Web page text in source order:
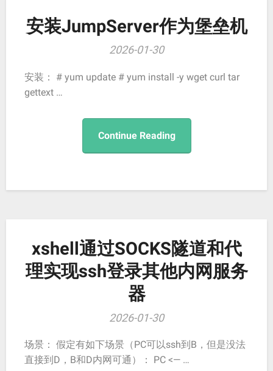
安装JumpServer作为堡垒机
2026-01-30
安装： # yum update # yum install -y wget curl tar
gettext …
Continue Reading
xshell通过SOCKS隧道和代
理实现ssh登录其他内网服务
器
2026-01-30
场景： 假定有如下场景（PC可以ssh到B，但是没法
直接到D，B和D内网可通）： PC <— …